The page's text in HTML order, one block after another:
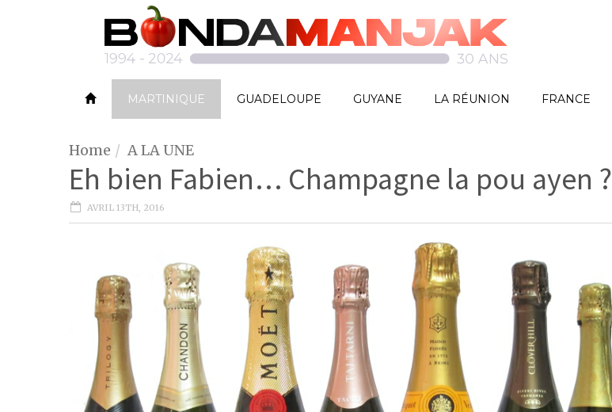
MARTINIQUE GUADELOUPE GUYANE LA RÉUNION FRANCE
Home A LA UNE
Eh bien Fabien… Champagne la pou ayen ?
AVRIL 13TH, 2016